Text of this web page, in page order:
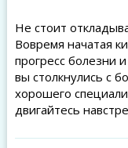
Не стоит
Вовремя начатая
прогресс болезни
вы столкнулись с
хорошего
двигайтесь